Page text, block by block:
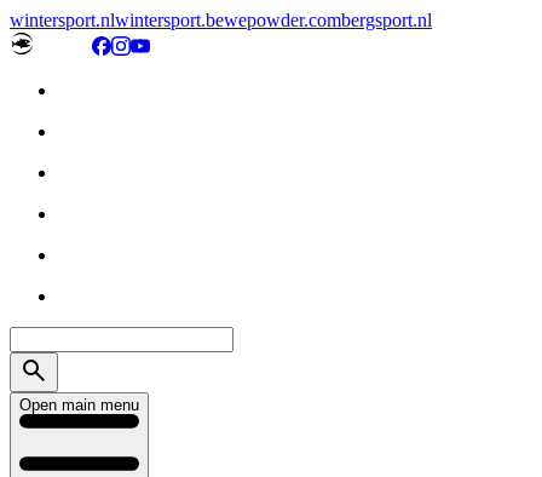
wintersport.nlwintersport.bewepowder.combergsport.nl
Open main menu